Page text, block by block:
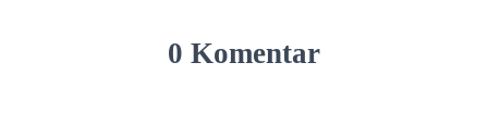
0 Komentar